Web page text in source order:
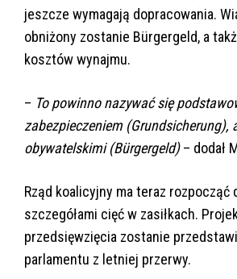
jeszcze wymagają dopracowania.
obniżony zostanie Bürgergeld, a
kosztów wynajmu.
– To powinno nazywać się
zabezpieczeniem (Grundsicherung),
obywatelskimi (Bürgergeld)– dodał
Rząd koalicyjny ma teraz rozpocząć
szczegółami cięć w zasiłkach.
przedsięwzięcia zostanie
parlamentu z letniej przerwy.